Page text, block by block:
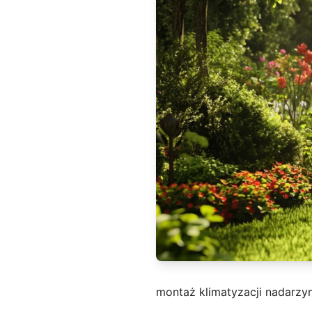
montaż klimatyzacji